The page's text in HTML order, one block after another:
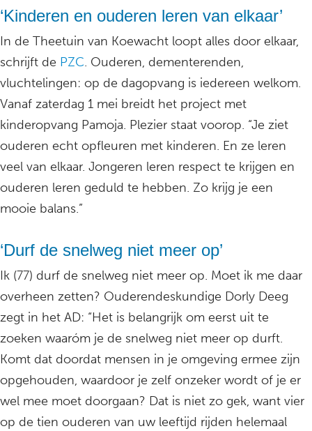
‘Kinderen en ouderen leren van elkaar’
In de Theetuin van Koewacht loopt alles door elkaar,
schrijft de PZC. Ouderen, dementerenden,
vluchtelingen: op de dagopvang is iedereen welkom.
Vanaf zaterdag 1 mei breidt het project met
kinderopvang Pamoja. Plezier staat voorop. “Je ziet
ouderen echt opfleuren met kinderen. En ze leren
veel van elkaar. Jongeren leren respect te krijgen en
ouderen leren geduld te hebben. Zo krijg je een
mooie balans.”
‘Durf de snelweg niet meer op’
Ik (77) durf de snelweg niet meer op. Moet ik me daar
overheen zetten? Ouderendeskundige Dorly Deeg
zegt in het AD: “Het is belangrijk om eerst uit te
zoeken waaróm je de snelweg niet meer op durft.
Komt dat doordat mensen in je omgeving ermee zijn
opgehouden, waardoor je zelf onzeker wordt of je er
wel mee moet doorgaan? Dat is niet zo gek, want vier
op de tien ouderen van uw leeftijd rijden helemaal